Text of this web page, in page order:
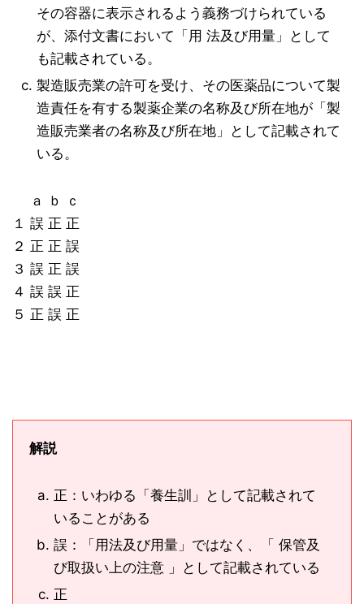
その容器に表示されるよう義務づけられている
が、添付文書において「用 法及び用量」として
も記載されている。
製造販売業の許可を受け、その医薬品について製
造責任を有する製薬企業の名称及び所在地が「製
造販売業者の名称及び所在地」として記載されて
いる。
ａ ｂ ｃ
１ 誤 正 正
２ 正 正 誤
３ 誤 正 誤
４ 誤 誤 正
５ 正 誤 正
解説
正：いわゆる「養生訓」として記載されて
いることがある
誤：「用法及び用量」ではなく、「 保管及
び取扱い上の注意 」として記載されている
正